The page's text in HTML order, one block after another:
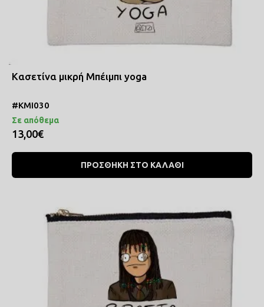
Κασετίνα μικρή Μπέιμπι yoga
#KMI030
Σε απόθεμα
13,00€
ΠΡΟΣΘΗΚΗ ΣΤΟ ΚΑΛΑΘΙ